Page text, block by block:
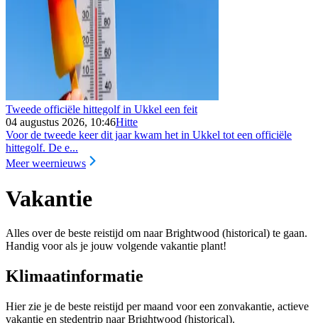
Tweede officiële hittegolf in Ukkel een feit
04 augustus 2026, 10:46Hitte
Voor de tweede keer dit jaar kwam het in Ukkel tot een officiële
hittegolf. De e...
Meer weernieuws
Vakantie
Alles over de beste reistijd om naar Brightwood (historical) te gaan.
Handig voor als je jouw volgende vakantie plant!
Klimaatinformatie
Hier zie je de beste reistijd per maand voor een zonvakantie, actieve
vakantie en stedentrip naar Brightwood (historical).